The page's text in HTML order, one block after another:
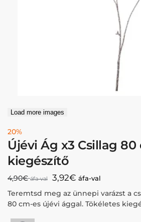
Load more images
20%
Újévi Ág x3 Csillag 80
kiegészítő
4,90€ áfa-val 3,92€ áfa-val
Teremtsd meg az ünnepi varázst a
80 cm-es újévi ággal. Tökéletes